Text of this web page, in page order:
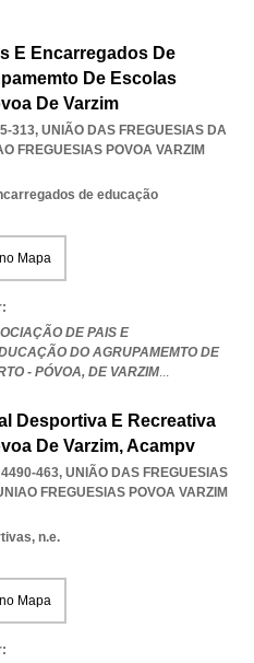
E Encarregados De
De Escolas
De Varzim
313, UNIÃO DAS FREGUESIAS DA
FREGUESIAS POVOA VARZIM
de educação
Mapa
DE PAIS E
DO AGRUPAMEMTO DE
- PÓVOA, DE VARZIM...
Desportiva E Recreativa
De Varzim, Acampv
463, UNIÃO DAS FREGUESIAS
FREGUESIAS POVOA VARZIM
n.e.
Mapa